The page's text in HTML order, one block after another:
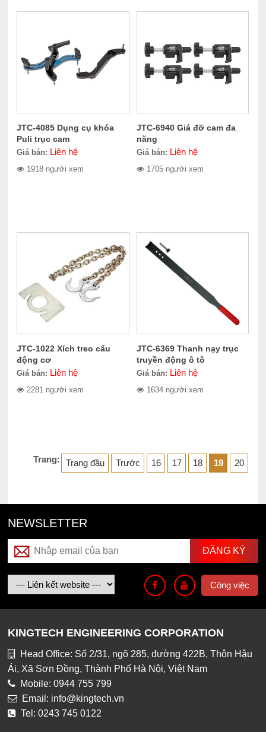
JTC-4085 Dụng cụ khóa
Puli trục cam
Giá bán: Liên hệ
1918 người xem
JTC-6940 Giá đỡ cam đa
năng
Giá bán: Liên hệ
1705 người xem
JTC-1022 Xích treo cẩu
động cơ
Giá bán: Liên hệ
2281 người xem
JTC-6369 Thanh nạy trục
truyền động ô tô
Giá bán: Liên hệ
1634 người xem
Trang: Trang đầu Trước 16 17 18 19 20
NEWSLETTER
Công việc
KINGTECH ENGINEERING CORPORATION
Head Office: Số 2/31, ngõ 285, đường 422B, Thôn Hậu
Ái, Xã Sơn Đồng, Thành Phố Hà Nội, Việt Nam
Mobile: 0944 755 799
Email: info@kingtech.vn
Tel: 0243 745 0122